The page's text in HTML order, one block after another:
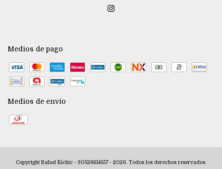
Medios de pago
Medios de envío
Copyright Rafael Kichic - 30526614557 - 2026. Todos los derechos reservados.